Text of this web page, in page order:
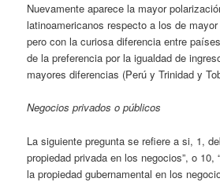
Nuevamente aparece la mayor
latinoamericanos respecto a los de
pero con la curiosa diferencia entre
de la preferencia por la igualdad de
mayores diferencias (Perú y Trinidad y
Negocios privados o públicos
La siguiente pregunta se refiere a si, 1,
propiedad privada en los negocios”, o 10,
la propiedad gubernamental en los